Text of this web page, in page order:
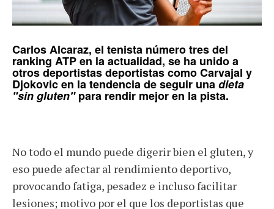
Carlos Alcaraz, el tenista número tres del
ranking ATP en la actualidad, se ha unido a
otros deportistas deportistas comoCarvajal y
Djokovicen la tendencia de seguir unadieta
"sin gluten"para rendir mejor en la pista.
No todo el mundo puede digerir bien el gluten, y
eso puede afectar al rendimiento deportivo,
provocando fatiga, pesadez e incluso facilitar
lesiones; motivo por el que los deportistas que